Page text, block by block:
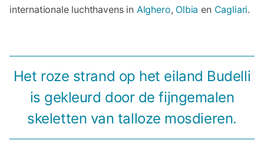
internationale luchthavens in Alghero, Olbia en Cagliari.
Het roze strand op het eiland Budelli
is gekleurd door de fijngemalen
skeletten van talloze mosdieren.